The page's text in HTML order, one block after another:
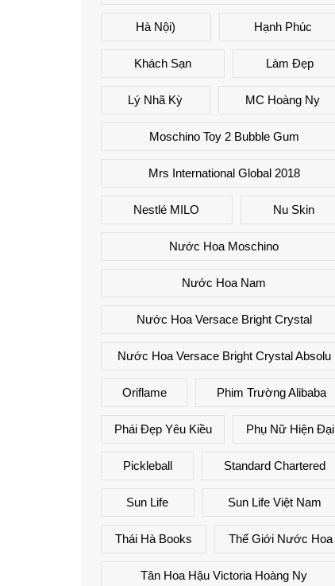
Hà Nội) Hạnh Phúc
Khách Sạn Làm Đẹp
Lý Nhã Kỳ MC Hoàng Ny
Moschino Toy 2 Bubble Gum
Mrs International Global 2018
Nestlé MILO Nu Skin
Nước Hoa Moschino
Nước Hoa Nam
Nước Hoa Versace Bright Crystal
Nước Hoa Versace Bright Crystal Absolu
Oriflame Phim Trường Alibaba
Phái Đẹp Yêu Kiều Phụ Nữ Hiện Đại
Pickleball Standard Chartered
Sun Life Sun Life Việt Nam
Thái Hà Books Thế Giới Nước Hoa
Tân Hoa Hậu Victoria Hoàng Ny